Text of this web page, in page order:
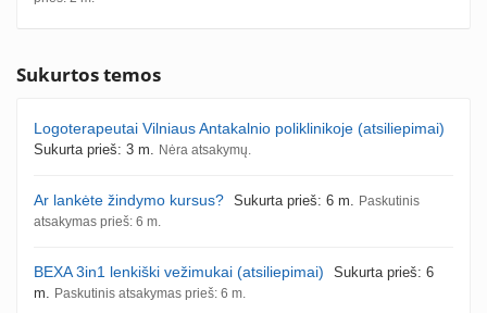
Sukurtos temos
Logoterapeutai Vilniaus Antakalnio poliklinikoje (atsiliepimai)
Sukurta prieš: 3 m. Nėra atsakymų.
Ar lankėte žindymo kursus? Sukurta prieš: 6 m. Paskutinis
atsakymas prieš: 6 m.
BEXA 3in1 lenkiški vežimukai (atsiliepimai)
Sukurta prieš: 6
m. Paskutinis atsakymas prieš: 6 m.